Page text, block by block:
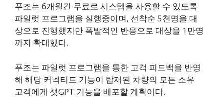
푸조는 6개월간 무료로 시스템을 사용할 수 있도록
파일럿 프로그램을 실행중이며, 선착순 5천명을 대
상으로 진행했지만 폭발적인 반응으로 대상을 1만명
까지 확대했다.
푸조는 파일럿 프로그램을 통한 고객 피드백을 반영
해 해당 커넥티드 기능이 탑재된 차량의 모든 소유
고객에게 챗GPT 기능을 배포할 계획이다.